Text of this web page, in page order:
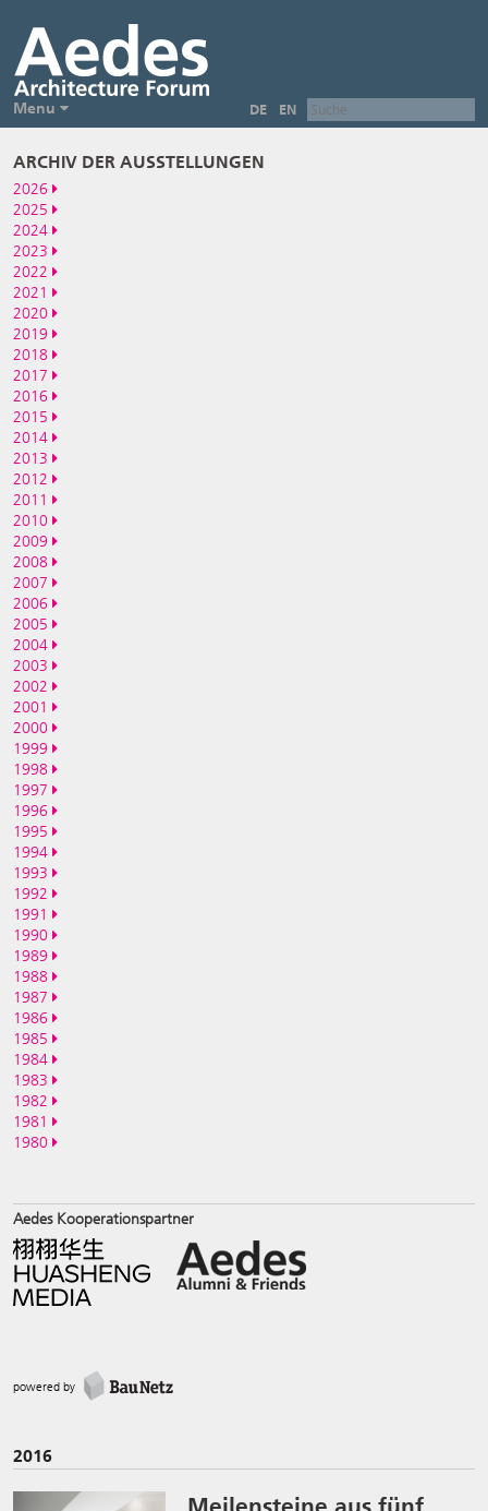
DE EN
Menu
ARCHIV DER AUSSTELLUNGEN
2026
2025
2024
2023
2022
2021
2020
2019
2018
2017
2016
2015
2014
2013
2012
2011
2010
2009
2008
2007
2006
2005
2004
2003
2002
2001
2000
1999
1998
1997
1996
1995
1994
1993
1992
1991
1990
1989
1988
1987
1986
1985
1984
1983
1982
1981
1980
Aedes Kooperationspartner
powered by
2016